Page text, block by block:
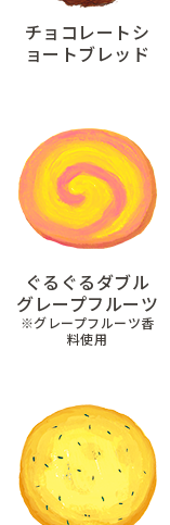
チョコレートシ
ョートブレッド
ぐるぐるダブル
グレープフルーツ
※グレープフルーツ香
料使用